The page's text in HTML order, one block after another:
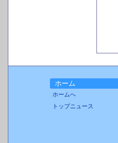
ホーム
ホームへ
トップニュース